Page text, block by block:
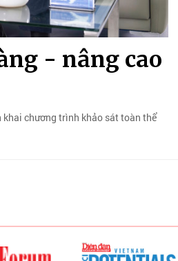
- nâng cao
chương trình khảo sát toàn thể